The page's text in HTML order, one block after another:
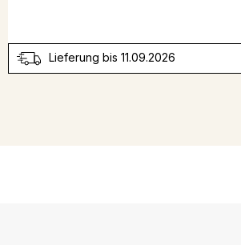
Lieferung bis 11.09.2026